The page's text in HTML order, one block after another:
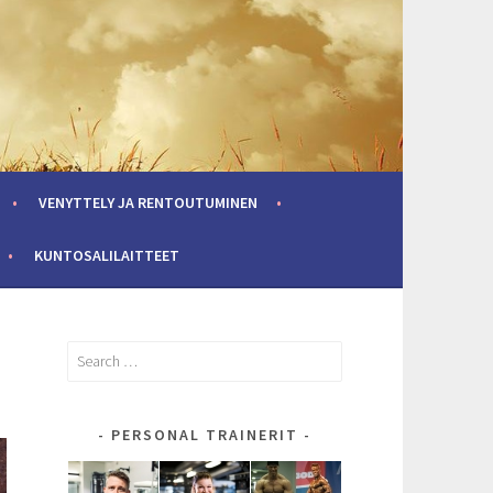
VENYTTELY JA RENTOUTUMINEN
KUNTOSALILAITTEET
Search
PERSONAL TRAINERIT